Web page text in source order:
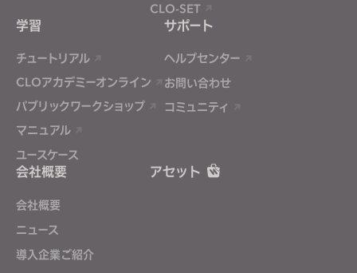
CLO-SET
学習
チュートリアル
CLOアカデミーオンライン
パブリックワークショップ
マニュアル
ユースケース
サポート
ヘルプセンター
お問い合わせ
コミュニティ
会社概要
会社概要
ニュース
導入企業ご紹介
アセット